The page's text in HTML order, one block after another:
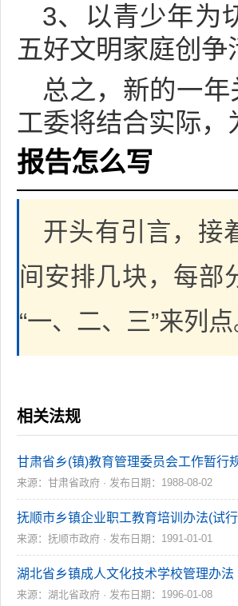
3、以青少年为
五好文明家庭创争
总之，新的一
工委将结合实际
报告怎么写
开头有引言，接
间安排几块，每部
“一、二、三”来列点
相关法规
甘肃省乡(镇)教育管理委员会工作暂行
来源：甘肃省政府 · 发布日期：1988-08-02
抚顺市乡镇企业职工教育培训办法(试
来源：抚顺市政府 · 发布日期：1991-01-01
湖北省乡镇成人文化技术学校管理办法
来源：湖北省政府 · 发布日期：1996-01-08